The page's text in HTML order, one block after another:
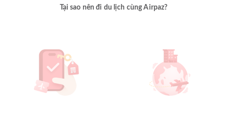
Tại sao nên đi du lịch cùng Airpaz?